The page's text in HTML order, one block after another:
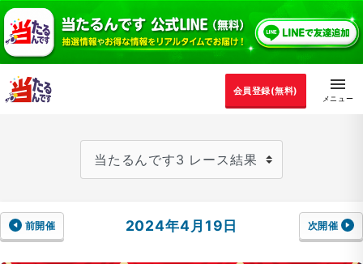
会員登録(無料)
前開催 2024年4月19日 次開催